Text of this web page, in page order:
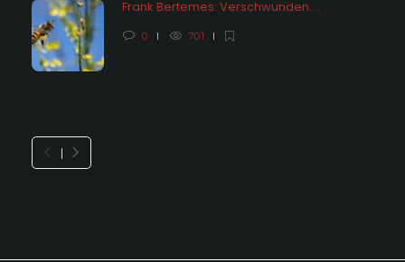
Frank Bertemes: Verschwunden….
0 701